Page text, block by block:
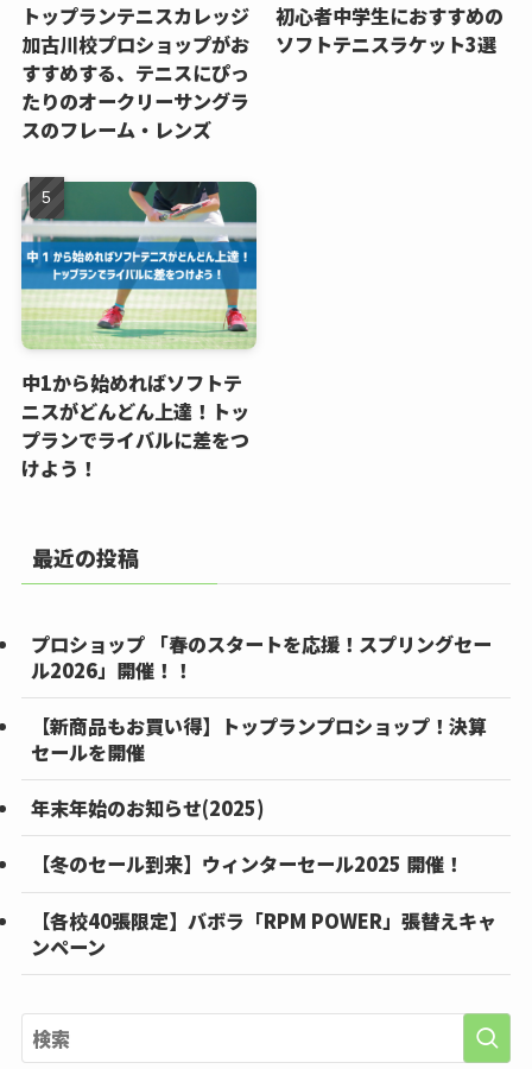
トップランテニスカレッジ
加古川校プロショップがお
すすめする、テニスにぴっ
たりのオークリーサングラ
スのフレーム・レンズ
初心者中学生におすすめの
ソフトテニスラケット3選
中1から始めればソフトテ
ニスがどんどん上達！トッ
プランでライバルに差をつ
けよう！
最近の投稿
プロショップ 「春のスタートを応援！スプリングセー
ル2026」開催！！
【新商品もお買い得】トップランプロショップ！決算
セールを開催
年末年始のお知らせ(2025)
【冬のセール到来】ウィンターセール2025 開催！
【各校40張限定】バボラ「RPM POWER」張替えキャ
ンペーン